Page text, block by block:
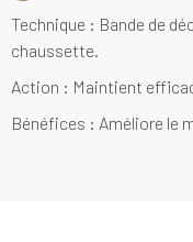
Technique : Bande de
chaussette.
Action : Maintient
Bénéfices : Améliore le